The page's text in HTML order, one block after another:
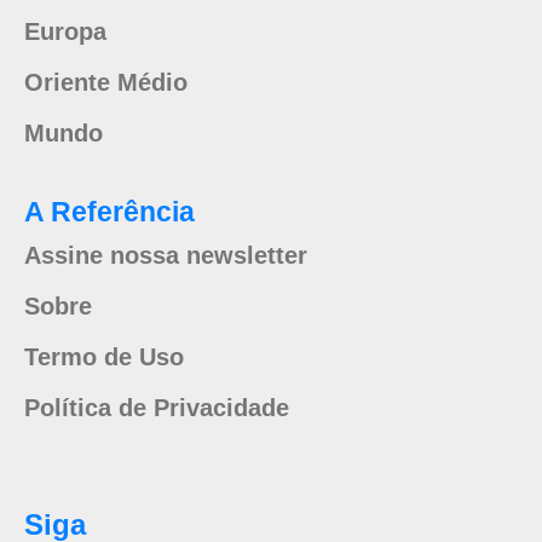
Europa
Oriente Médio
Mundo
A Referência
Assine nossa newsletter
Sobre
Termo de Uso
Política de Privacidade
Siga